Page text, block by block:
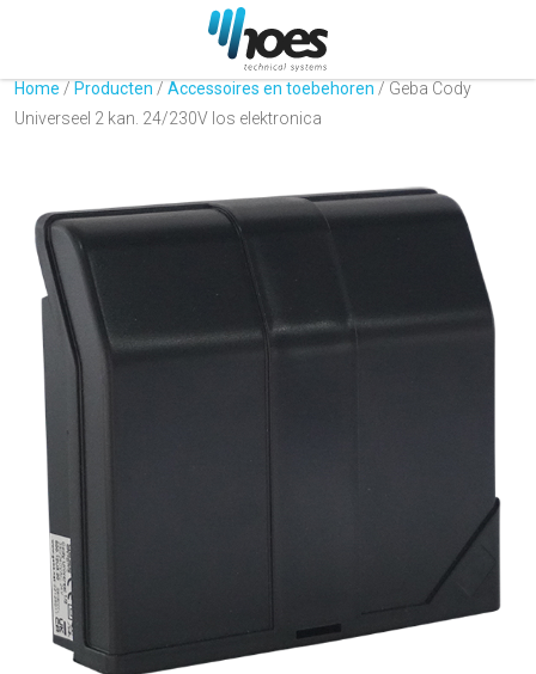
Home / Producten / Accessoires en toebehoren / Geba Cody
Universeel 2 kan. 24/230V los elektronica